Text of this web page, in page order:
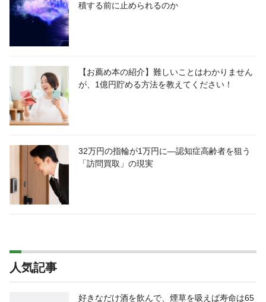
積する前に止められるのか
【お薦め本の紹介】難しいことはわかりません
が、1億円貯める方法を教えてください！
32万円の指輪が1万円に―認知症高齢者を狙う
「訪問買取」の現実
人気記事
好きなだけ酒を飲んで、煙草を吸えば寿命は65